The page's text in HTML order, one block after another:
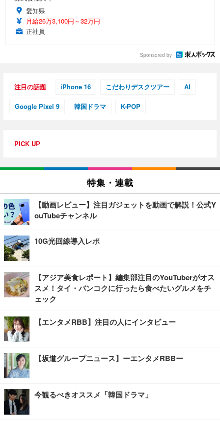
愛知県
月給26万3,100円～32万円
正社員
Sponsored by
注目の話題 iPhone 16 こだわりデスクツアー AI
Google Pixel 9 韓国ドラマ K-POP
PICK UP
特集・連載
【動画レビュー】注目ガジェットを動画で解説！公式Y
ouTubeチャンネル
10G光回線導入レポ
【アジア美食レポート】編集部注目のYouTuberがオス
スメ！タイ・バンコクに行ったら食べたいグルメをチ
ェック
【エンタメRBB】注目の人にインタビュー
【坂道グループニュース】ーエンタメRBBー
今観るべきオススメ「韓国ドラマ」